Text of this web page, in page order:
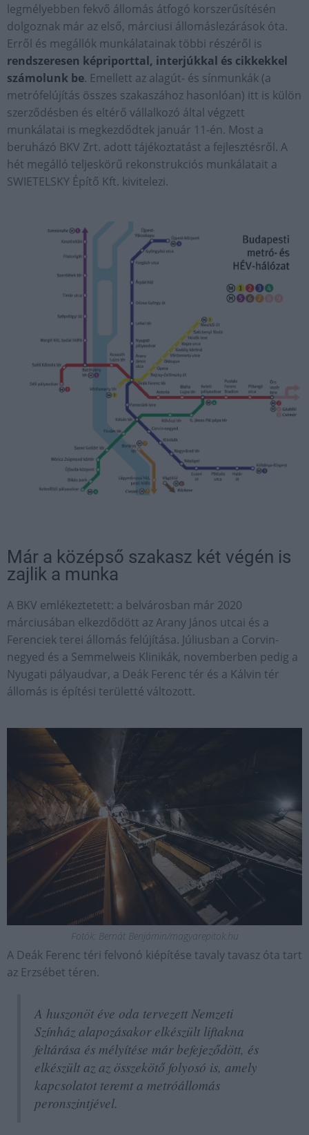
legmélyebben fekvő állomás átfogó korszerűsítésén
dolgoznak már az első, márciusi állomáslezárások óta.
Erről és megállók munkálatainak többi részéről is
rendszeresen képriporttal, interjúkkal és cikkekkel
számolunk be. Emellett az alagút- és sínmunkák (a
metrófelújítás összes szakaszához hasonlóan) itt is külön
szerződésben és eltérő vállalkozó által végzett
munkálatai is megkezdődtek január 11-én. Most a
beruházó BKV Zrt. adott tájékoztatást a fejlesztésről. A
hét megálló teljeskörű rekonstrukciós munkálatait a
SWIETELSKY Építő Kft. kivitelezi.
Már a középső szakasz két végén is
zajlik a munka
A BKV emlékeztetett: a belvárosban már 2020
márciusában elkezdődött az Arany János utcai és a
Ferenciek terei állomás felújítása. Júliusban a Corvin-
negyed és a Semmelweis Klinikák, novemberben pedig a
Nyugati pályaudvar, a Deák Ferenc tér és a Kálvin tér
állomás is építési területté változott.
Fotók: Bernát Benjámin/magyarepitok.hu
A Deák Ferenc téri felvonó kiépítése tavaly tavasz óta tart
az Erzsébet téren.
A huszonöt éve oda tervezett Nemzeti
Színház alapozásakor elkészült liftakna
feltárása és mélyítése már befejeződött, és
elkészült az az összekötő folyosó is, amely
kapcsolatot teremt a metróállomás
peronszintjével.